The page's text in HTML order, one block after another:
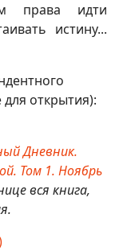
права идти
истину...
открытия):
Дневник.
Том 1. Ноябрь
вся книга,